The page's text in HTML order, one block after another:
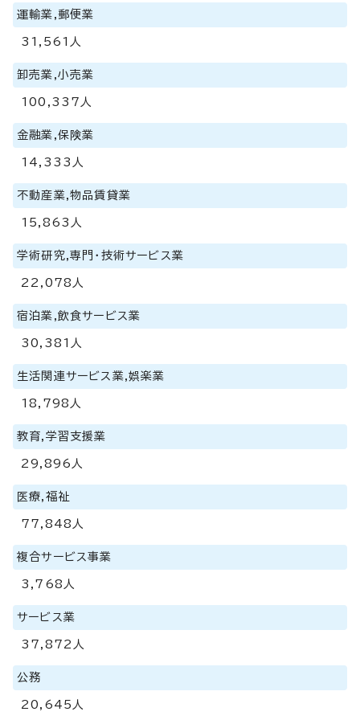
運輸業,郵便業
31,561人
卸売業,小売業
100,337人
金融業,保険業
14,333人
不動産業,物品賃貸業
15,863人
学術研究,専門・技術サービス業
22,078人
宿泊業,飲食サービス業
30,381人
生活関連サービス業,娯楽業
18,798人
教育,学習支援業
29,896人
医療,福祉
77,848人
複合サービス事業
3,768人
サービス業
37,872人
公務
20,645人